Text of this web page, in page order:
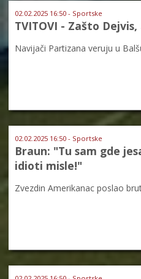
02.02.2025 16:50 - Sportske
TVITOVI - Zašto
Navijači Partizana veruju u
02.02.2025 16:50 - Sportske
Braun: "Tu sam gde
idioti misle!"
Zvezdin Amerikanac poslao